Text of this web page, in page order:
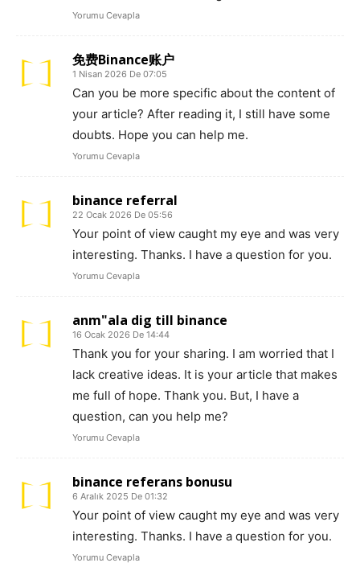
Yorumu Cevapla
免费Binance账户
1 Nisan 2026 De 07:05
Can you be more specific about the content of
your article? After reading it, I still have some
doubts. Hope you can help me.
Yorumu Cevapla
binance referral
22 Ocak 2026 De 05:56
Your point of view caught my eye and was very
interesting. Thanks. I have a question for you.
Yorumu Cevapla
anm"ala dig till binance
16 Ocak 2026 De 14:44
Thank you for your sharing. I am worried that I
lack creative ideas. It is your article that makes
me full of hope. Thank you. But, I have a
question, can you help me?
Yorumu Cevapla
binance referans bonusu
6 Aralık 2025 De 01:32
Your point of view caught my eye and was very
interesting. Thanks. I have a question for you.
Yorumu Cevapla